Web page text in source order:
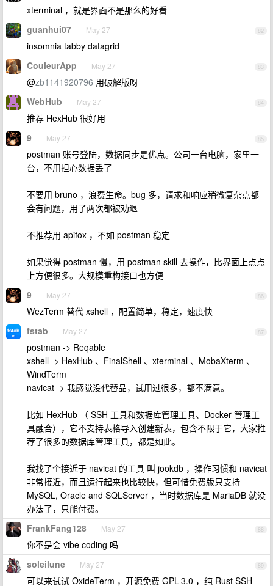
xterminal ，就是界面不是那么的好看
82
guanhui07 May 27
insomnia tabby datagrid
83
CouleurApp May 27
@zb1141920796 用破解版呀
84
WebHub May 27
推荐 HexHub 很好用
85
9 May 27
postman 账号登陆，数据同步是优点。公司一台电脑，家里一
台，不用担心数据丢了
不要用 bruno ，浪费生命。bug 多，请求和响应稍微复杂点都
会有问题，用了两次都被劝退
不推荐用 apifox ，不如 postman 稳定
如果觉得 postman 慢，用 postman skill 去操作，比界面上点点
上方便很多。大规模重构接口也方便
86
9 May 27
WezTerm 替代 xshell ，配置简单，稳定，速度快
87
fstab May 27
postman -> Reqable
xshell -> HexHub 、FinalShell 、xterminal 、MobaXterm 、
WindTerm
navicat -> 我感觉没代替品，试用过很多，都不满意。
比如 HexHub （ SSH 工具和数据库管理工具、Docker 管理工
具融合），它不支持表格导入创建新表，包含不限于它，大家推
荐了很多的数据库管理工具，都是如此。
我找了个接近于 navicat 的工具 叫 jookdb ，操作习惯和 navicat
非常接近，而且运行起来也比较快，但可惜免费版只支持
MySQL, Oracle and SQLServer ，当时数据库是 MariaDB 就没
办法了，只能付费。
88
FrankFang128 May 27
你不是会 vibe coding 吗
89
soleilune May 27
可以来试试 OxideTerm ，开源免费 GPL-3.0 ，纯 Rust SSH